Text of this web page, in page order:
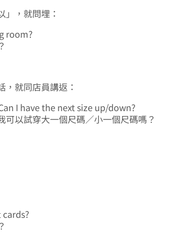
」，就問埋：
room?
，就同店員講返：
I have the next size up/down?
可以試穿大一個尺碼／小一個尺碼嗎？